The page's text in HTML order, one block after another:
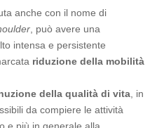
anche con il nome di
, può avere una
intensa e persistente
riduzione della mobilità
della qualità di vita , in
da compiere le attività
e più in generale alla